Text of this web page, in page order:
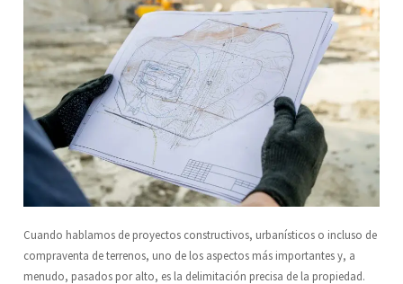
Cuando hablamos de proyectos constructivos, urbanísticos o incluso de
compraventa de terrenos, uno de los aspectos más importantes y, a
menudo, pasados por alto, es la delimitación precisa de la propiedad.